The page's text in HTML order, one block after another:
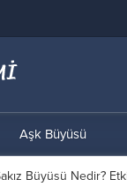
Aşk Büyüsü
Büyüsü Nedir?